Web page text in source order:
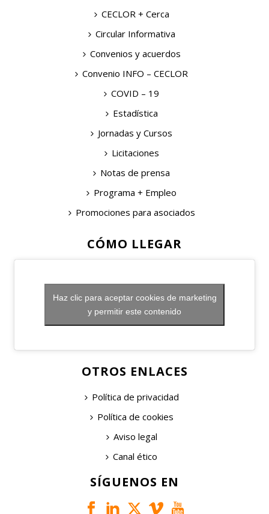
CECLOR + Cerca
Circular Informativa
Convenios y acuerdos
Convenio INFO – CECLOR
COVID – 19
Estadística
Jornadas y Cursos
Licitaciones
Notas de prensa
Programa + Empleo
Promociones para asociados
CÓMO LLEGAR
Haz clic para aceptar cookies de marketing
y permitir este contenido
OTROS ENLACES
Política de privacidad
Política de cookies
Aviso legal
Canal ético
SÍGUENOS EN